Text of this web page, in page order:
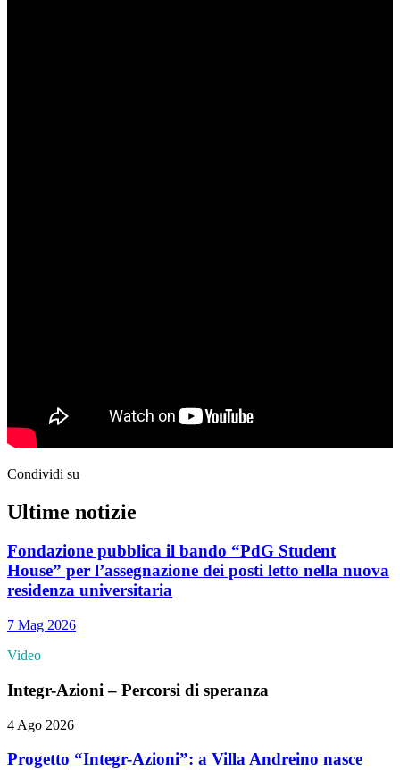
Condividi su
Ultime notizie
Fondazione pubblica il bando “PdG Student
House” per l’assegnazione dei posti letto nella nuova
residenza universitaria
7 Mag 2026
Video
Integr-Azioni – Percorsi di speranza
4 Ago 2026
Progetto “Integr-Azioni”: a Villa Andreino nasce